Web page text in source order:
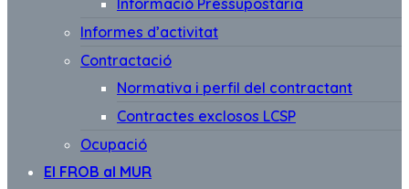
Informació Pressupostària
Informes d’activitat
Contractació
Normativa i perfil del contractant
Contractes exclosos LCSP
Ocupació
El FROB al MUR